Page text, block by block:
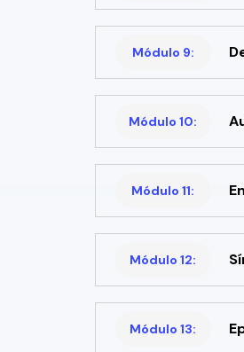
Módulo 9:
Módulo 10:
Módulo 11:
Módulo 12:
Módulo 13: